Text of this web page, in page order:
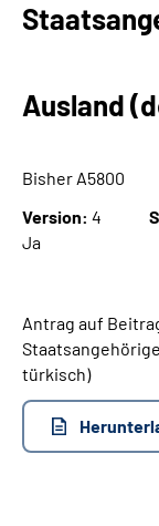
Suche
Inhalte in
Ausland
Bisher A5800
Version: 4
Ja
Antrag auf
türkisch)